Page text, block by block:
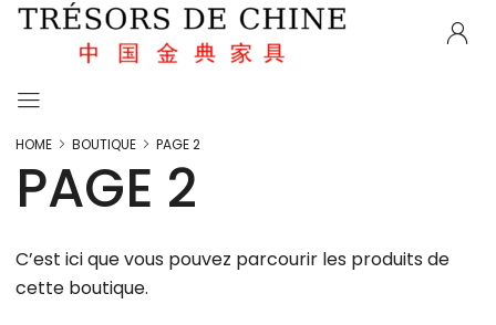
PAGE 2
HOME BOUTIQUE PAGE 2
C’est ici que vous pouvez parcourir les produits de
cette boutique.